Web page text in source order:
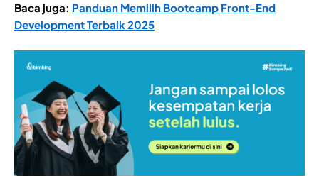
Baca juga: Panduan Memilih Bootcamp Front-End
Development Terbaik 2025